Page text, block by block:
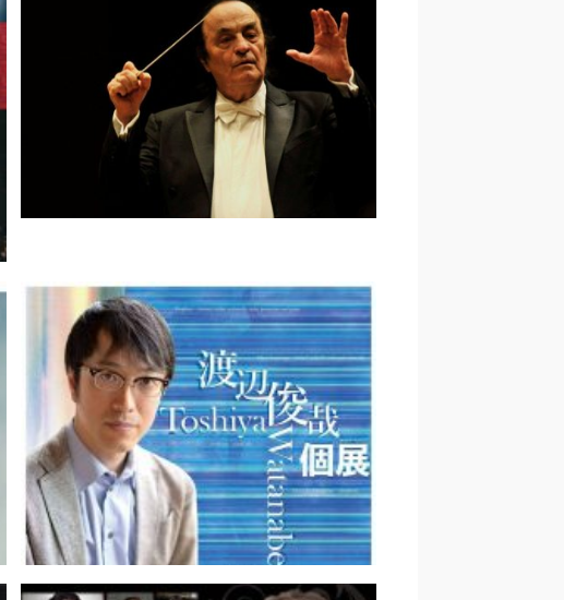
注目のコンサート｜２０１８年２月
NHK交響楽団 第1873回定期公演 &
第1875回定期公演｜藤原聡